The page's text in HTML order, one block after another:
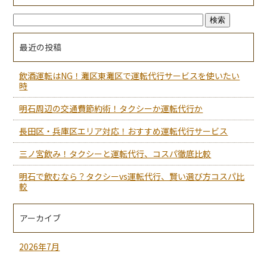
最近の投稿
飲酒運転はNG！灘区東灘区で運転代行サービスを使いたい
時
明石周辺の交通費節約術！タクシーか運転代行か
長田区・兵庫区エリア対応！おすすめ運転代行サービス
三ノ宮飲み！タクシーと運転代行、コスパ徹底比較
明石で飲むなら？タクシーvs運転代行、賢い選び方コスパ比
較
アーカイブ
2026年7月